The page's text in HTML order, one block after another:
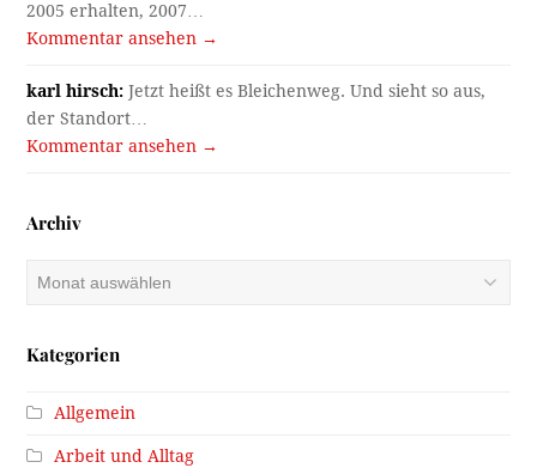
2005 erhalten, 2007…
Kommentar ansehen →
karl hirsch: Jetzt heißt es Bleichenweg. Und sieht so aus,
der Standort…
Kommentar ansehen →
Archiv
Archiv
Kategorien
Allgemein
Arbeit und Alltag